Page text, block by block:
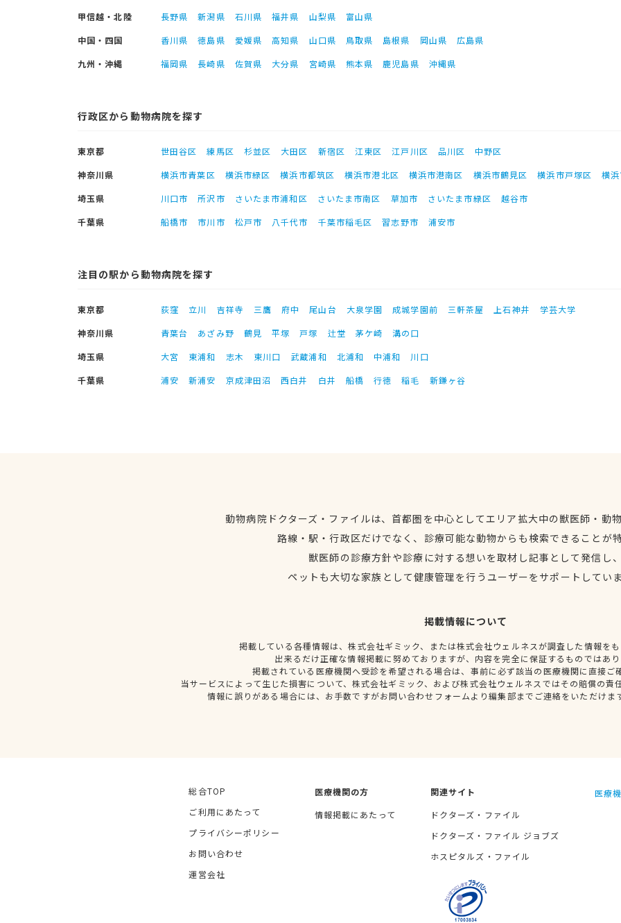
甲信越・北陸
長野県 新潟県 石川県 福井県 山梨県
富山県
中国・四国
香川県 徳島県 愛媛県 高知県 山口県 鳥取県 島根県 岡山県
広島県
九州・沖縄
福岡県 長崎県 佐賀県 大分県 宮崎県 熊本県 鹿児島県 沖縄県
行政区から動物病院を探す
東京都 世田谷区 練馬区 杉並区 大田区 新宿区 江東区 江戸川区 品川区
中野区
神奈川県
横浜市青葉区 横浜市緑区 横浜市都筑区 横浜市港北区 横浜市港南区 横浜市鶴見区 横浜市戸塚区
横
埼玉県
川口市 所沢市 さいたま市浦和区 さいたま市南区 草加市 さいたま市緑区
越谷市
千葉県
船橋市 市川市 松戸市 八千代市 千葉市稲毛区 習志野市 浦安市
注目の駅から動物病院を探す
東京都 荻窪 立川 吉祥寺 三鷹 府中 尾山台 大泉学園 成城学園前 三軒茶屋 上石神井
学芸大学
神奈川県
青葉台 あざみ野 鶴見 平塚 戸塚 辻堂 茅ケ崎
溝の口
埼玉県
大宮 東浦和 志木 東川口 武蔵浦和 北浦和 中浦和
川口
千葉県
浦安 新浦安 京成津田沼 西白井 白井 船橋 行徳 稲毛 新鎌ヶ谷
動物病院ドクターズ・ファイルは、首都圏を中心としてエリア拡大中の獣医師・動
路線・駅・行政区だけでなく、診療可能な動物からも検索できることが
獣医師の診療方針や診療に対する想いを取材し記事として発信し
ペットも大切な家族として健康管理を行うユーザーをサポートしてい
掲載情報について
掲載している各種情報は、株式会社ギミック、または株式会社ウェルネスが調査した情報を
出来るだけ正確な情報掲載に努めておりますが、内容を完全に保証するものではあ
掲載されている医療機関へ受診を希望される場合は、事前に必ず該当の医療機関に直接ご
当サービスによって生じた損害について、株式会社ギミック、および株式会社ウェルネスではその賠償の責
情報に誤りがある場合には、お手数ですがお問い合わせフォームより編集部までご連絡をいただけま
総合TOP
ご利用にあたって
プライバシーポリシー
お問い合わせ
運営会社
医療機関の方
情報掲載にあたって
関連サイト
ドクターズ・ファイル
ドクターズ・ファイル ジョブズ
ホスピタルズ・ファイル
医療